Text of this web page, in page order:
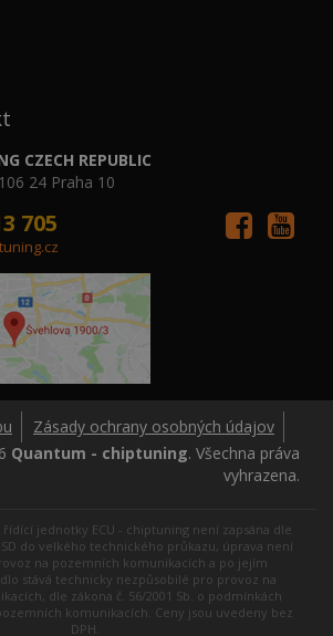
CZECH REPUBLIC
24 Praha 10
705
Zásady ochrany osobných údajov
Quantum - chiptuning. Všechna práva
vyhrazena.
jednotky ECU - chiptuning není zapsána dle
do velkého technického průkazu, úprava není
na pozemních komunikacích a po jejím
stává technicky nezpůsobilé pro provoz na
dle zákona č. 56/2001 Sb. o podmínkách
komunikacích. Ceny jsou uvedeny bez
DPH.